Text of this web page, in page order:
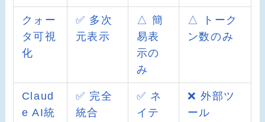
クォー
タ可視
化
✅ 多次
元表示
△ 簡
易表
示の
み
△ トーク
ン数のみ
Claud
e AI統
✅ 完全
統合
✅ ネ
イテ
❌ 外部ツ
ール